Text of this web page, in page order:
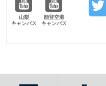
山梨
キャンパス
能登空港
キャンパス